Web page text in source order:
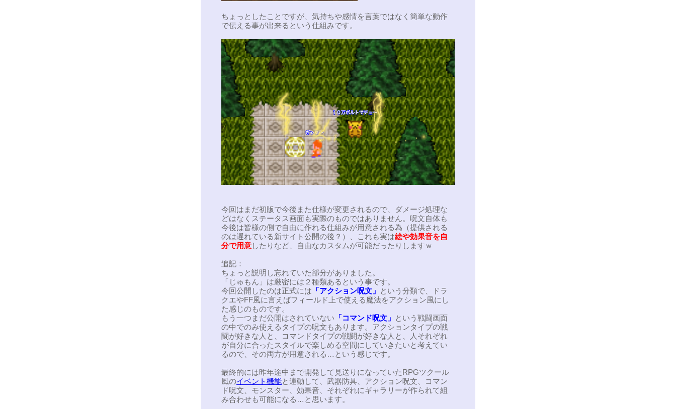
ちょっとしたことですが、気持ちや感情を言葉ではなく簡単な動作
で伝える事が出来るという仕組みです。
今回はまだ初版で今後また仕様が変更されるので、ダメージ処理な
どはなくステータス画面も実際のものではありません。呪文自体も
今後は皆様の側で自由に作れる仕組みが用意される為（提供される
のは遅れている新サイト公開の後？）、これも実は絵や効果音を自
分で用意したりなど、自由なカスタムが可能だったりしますｗ
追記：
ちょっと説明し忘れていた部分がありました。
「じゅもん」は厳密には２種類あるという事です。
今回公開したのは正式には 「アクション呪文」 という分類で、ドラ
クエやFF風に言えばフィールド上で使える魔法をアクション風にし
た感じのものです。
もう一つまだ公開はされていない 「コマンド呪文」 という戦闘画面
の中でのみ使えるタイプの呪文もあります。アクションタイプの戦
闘が好きな人と、コマンドタイプの戦闘が好きな人と、人それぞれ
が自分に合ったスタイルで楽しめる空間にしていきたいと考えてい
るので、その両方が用意される…という感じです。
最終的には昨年途中まで開発して見送りになっていたRPGツクール
風のイベント機能と連動して、武器防具、アクション呪文、コマン
ド呪文、モンスター、効果音、それぞれにギャラリーが作られて組
み合わせも可能になる…と思います。